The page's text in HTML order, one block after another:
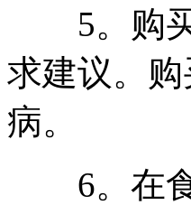
5。购买
求建议。
病。
6。在食